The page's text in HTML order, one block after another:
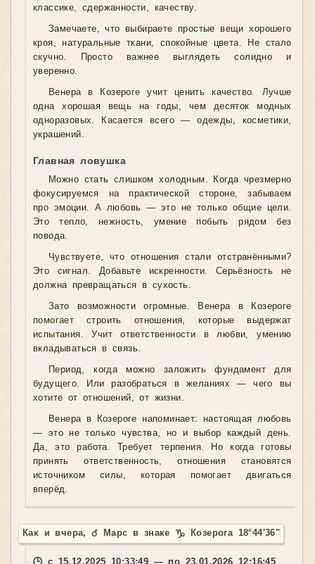
классике, сдержанности, качеству.
Замечаете, что выбираете простые вещи хорошего
кроя, натуральные ткани, спокойные цвета. Не стало
скучно. Просто важнее выглядеть солидно и
уверенно.
Венера в Козероге учит ценить качество. Лучше
одна хорошая вещь на годы, чем десяток модных
одноразовых. Касается всего — одежды, косметики,
украшений.
Главная ловушка
Можно стать слишком холодным. Когда чрезмерно
фокусируемся на практической стороне, забываем
про эмоции. А любовь — это не только общие цели.
Это тепло, нежность, умение побыть рядом без
повода.
Чувствуете, что отношения стали отстранёнными?
Это сигнал. Добавьте искренности. Серьёзность не
должна превращаться в сухость.
Зато возможности огромные. Венера в Козероге
помогает строить отношения, которые выдержат
испытания. Учит ответственности в любви, умению
вкладываться в связь.
Период, когда можно заложить фундамент для
будущего. Или разобраться в желаниях — чего вы
хотите от отношений, от жизни.
Венера в Козероге напоминает: настоящая любовь
— это не только чувства, но и выбор каждый день.
Да, это работа. Требует терпения. Но когда готовы
принять ответственность, отношения становятся
источником силы, которая помогает двигаться
вперёд.
Как и вчера, ♂ Марс в знаке ♑ Козерога 18°44'36"